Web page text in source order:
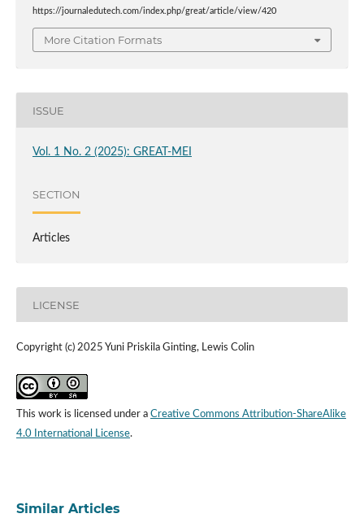
https://journaledutech.com/index.php/great/article/view/420
More Citation Formats
ISSUE
Vol. 1 No. 2 (2025): GREAT-MEI
SECTION
Articles
LICENSE
Copyright (c) 2025 Yuni Priskila Ginting, Lewis Colin
This work is licensed under a Creative Commons Attribution-ShareAlike
4.0 International License.
Similar Articles